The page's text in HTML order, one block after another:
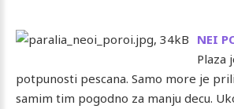
NEI
Plaza
potpunosti pescana. Samo more je
samim tim pogodno za manju decu.